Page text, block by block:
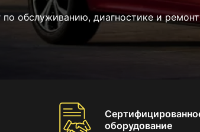
по обслуживанию, диагностике и
оборудование